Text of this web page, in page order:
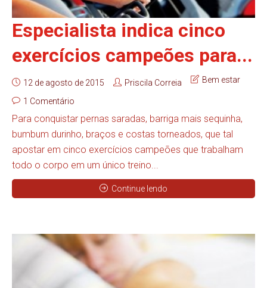
Especialista indica cinco
exercícios campeões para...
12 de agosto de 2015 Priscila Correia Bem estar
1 Comentário
Para conquistar pernas saradas, barriga mais sequinha,
bumbum durinho, braços e costas torneados, que tal
apostar em cinco exercícios campeões que trabalham
todo o corpo em um único treino...
Continue lendo